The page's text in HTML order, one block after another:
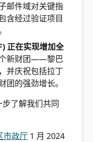
邮件域对关键指
含经过验证项目
正在实现增加全
新财团——黎巴
并庆祝包括拉丁
团的强劲增长。
步了解我们共同
市政厅 1 月 2024